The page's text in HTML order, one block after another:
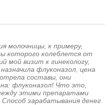
молочницы, к примеру,
которого колеблется от
мой визит к гинекологу,
флуконазол, цена
составы, они
флуконазол! Что это,
этими препаратами
зарабатывания денег